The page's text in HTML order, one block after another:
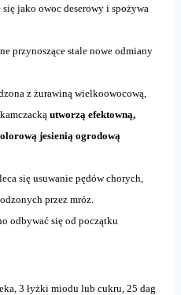
jako owoc deserowy i spożywa
przynoszące stale nowe odmiany
z żurawiną wielkoowocową,
utworzą efektowną,
jesienią ogrodową
się usuwanie pędów chorych,
przez mróz.
odbywać się od początku
3 łyżki miodu lub cukru, 25 dag